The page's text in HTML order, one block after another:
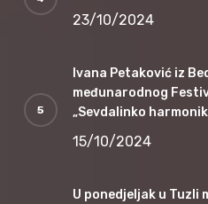
23/10/2024
Ivana Petaković iz
međunarodnog
„Sevdalinko
15/10/2024
U ponedjeljak u Tuzli